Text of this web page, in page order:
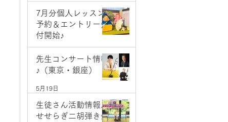
7月分個人レッスン
予約＆エントリー受
付開始♪
先生コンサート情報
♪（東京・銀座）
5月19日
生徒さん活動情報♪
せせらぎ二胡弾き会